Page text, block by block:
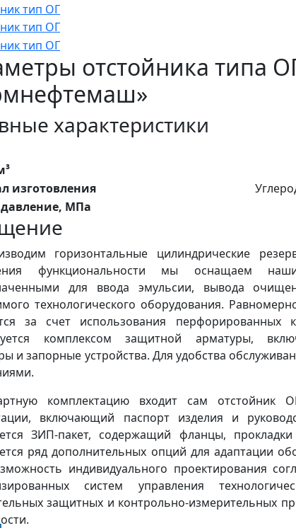
отстойника типа
характеристики
изготовления
давление, МПа
горизонтальные цилиндрические
функциональности мы оснащаем
для ввода эмульсии, вывода
технологического оборудования.
за счет использования перфорированных
комплексом защитной арматуры,
и запорные устройства. Для удобства
комплектацию входит сам отстойник
включающий паспорт изделия и
ЗИП-пакет, содержащий фланцы,
ряд дополнительных опций для адаптации
индивидуального проектирования
систем управления
защитных и контрольно-измерительных